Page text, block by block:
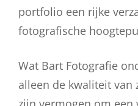
portfolio een rijke
fotografische
Wat Bart Fotografie
alleen de kwaliteit van